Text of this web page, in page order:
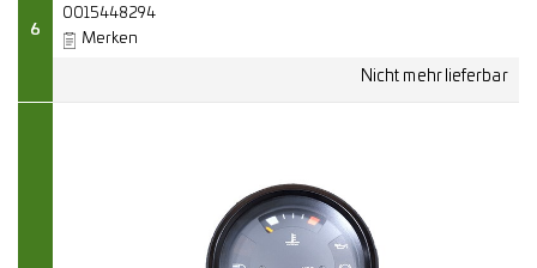
6
0015448294
Merken